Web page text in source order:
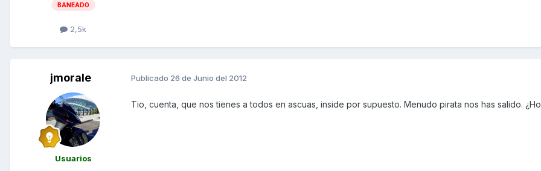
BANEADO
2,5k
jmorale
Usuarios
Publicado 26 de Junio del 2012
Tio, cuenta, que nos tienes a todos en ascuas, inside por supuesto. Menudo pirata nos has salido.